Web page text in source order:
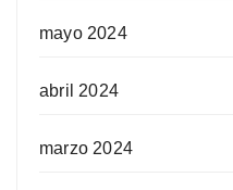
mayo 2024
abril 2024
marzo 2024